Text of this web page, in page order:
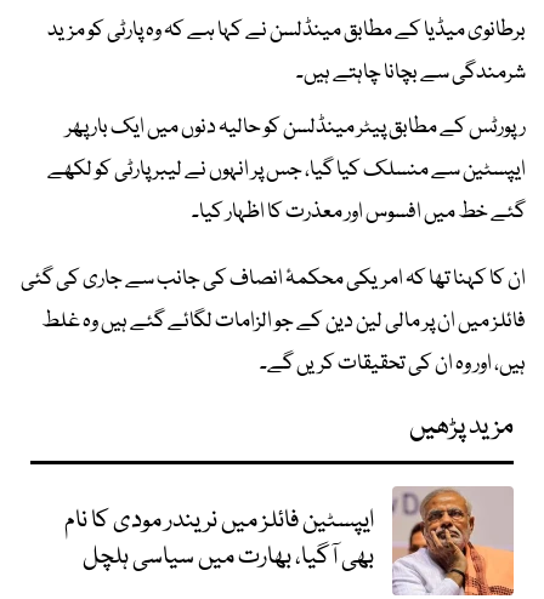
برطانوی میڈیا کے مطابق مینڈلسن نے کہا ہے کہ وہ پارٹی کو مزید
شرمندگی سے بچانا چاہتے ہیں۔
رپورٹس کے مطابق پیٹر مینڈلسن کو حالیہ دنوں میں ایک بار پھر
ایپسٹین سے منسلک کیا گیا، جس پر انہوں نے لیبر پارٹی کو لکھے
گئے خط میں افسوس اور معذرت کا اظہار کیا۔
ان کا کہنا تھا کہ امریکی محکمۂ انصاف کی جانب سے جاری کی گئی
فائلز میں ان پر مالی لین دین کے جو الزامات لگائے گئے ہیں وہ غلط
ہیں، اور وہ ان کی تحقیقات کریں گے۔
مزید پڑھیں
ایپسٹین فائلز میں نریندر مودی کا نام
بھی آگیا، بھارت میں سیاسی ہلچل